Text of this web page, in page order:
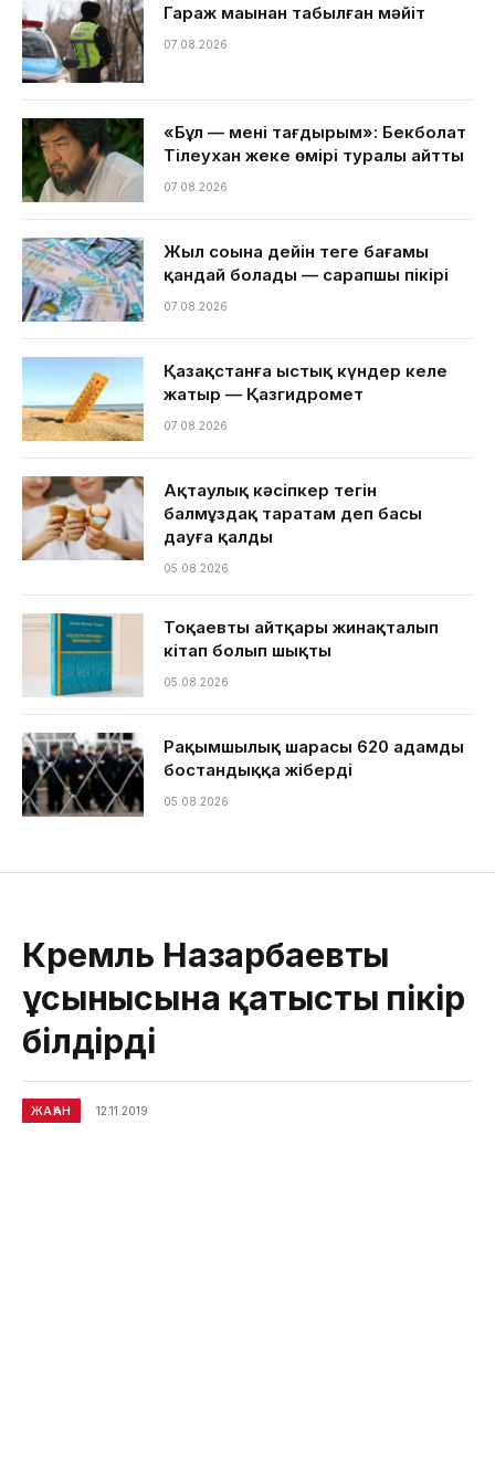
Гараж маңынан табылған мәйіт
07.08.2026
«Бұл — менің тағдырым»: Бекболат
Тілеухан жеке өмірі туралы айтты
07.08.2026
Жыл соңына дейін теңге бағамы
қандай болады — сарапшы пікірі
07.08.2026
Қазақстанға ыстық күндер келе
жатыр — Қазгидромет
07.08.2026
Ақтаулық кәсіпкер тегін
балмұздақ таратам деп басы
дауға қалды
05.08.2026
Тоқаевтың айтқары жинақталып
кітап болып шықты
05.08.2026
Рақымшылық шарасы 620 адамды
бостандыққа жіберді
05.08.2026
Кремль Назарбаевтың
ұсынысына қатысты пікір
білдірді
ЖАҺАН 12.11.2019